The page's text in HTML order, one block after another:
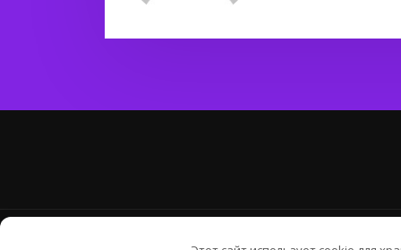
Авторские